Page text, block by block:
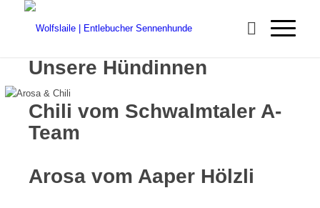
Unsere Hündinnen
Chili vom Schwalmtaler A-
Team
Arosa vom Aaper Hölzli